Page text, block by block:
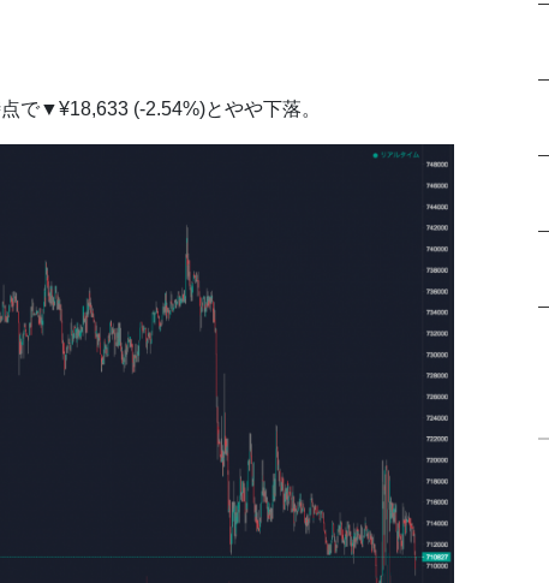
で▼¥18,633 (-2.54%)とやや下落。